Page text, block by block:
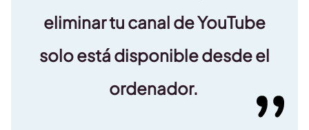
eliminar tu canal de YouTube
solo está disponible desde el
ordenador.